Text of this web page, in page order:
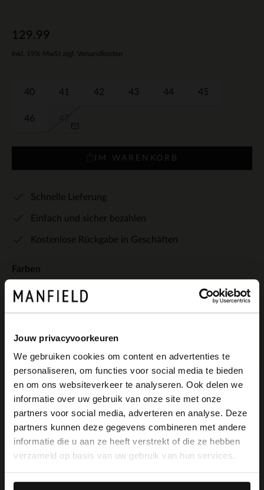
Jouw privacyvoorkeuren
We gebruiken cookies om content en advertenties te
personaliseren, om functies voor social media te bieden
en om ons websiteverkeer te analyseren. Ook delen we
informatie over uw gebruik van onze site met onze
partners voor social media, adverteren en analyse. Deze
partners kunnen deze gegevens combineren met andere
informatie die u aan ze heeft verstrekt of die ze hebben
verzameld op basis van uw gebruik van hun services.
129.99
Inkl. 19% MwSt zzgl. Versandkosten
40 41 42 43 44 45
46
IM WARENKORB
Schnelle Lieferung
Einfach und sicher bezahlen
Kostenlose Rückgabe in Geschäften
Farben
+2
Produktbeschreibung
Marineblaue Veloursleder-Sneaker der
Marke Manfield. Die Sneaker haben eine
weiße 3 cm dicke Sohle. Als Schuhpflege
×
View this website in English?
It looks like your language isn't Dutch. Would
you like to switch to English?
English